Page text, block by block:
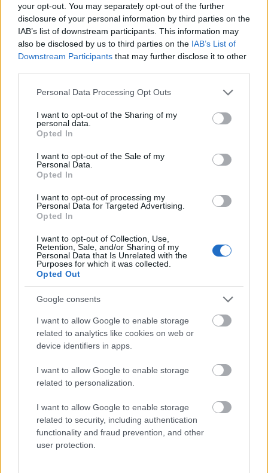
your opt-out. You may separately opt-out of the further
disclosure of your personal information by third parties on the
IAB’s list of downstream participants. This information may
also be disclosed by us to third parties on the IAB’s List of
Downstream Participants that may further disclose it to other
Please note that this website/app uses one or more Google
not limited to your visit or usage behaviour. You may click to
grant or deny consent to Google and its third-party tags to
use your data for below specified purposes in below Google
consent section.
Personal Data Processing Opt Outs
I want to opt-out of the Sharing of my
personal data.
Opted In
I want to opt-out of the Sale of my
Personal Data.
Opted In
I want to opt-out of processing my
Personal Data for Targeted Advertising.
Opted In
I want to opt-out of Collection, Use,
Retention, Sale, and/or Sharing of my
Personal Data that Is Unrelated with the
Purposes for which it was collected.
Opted Out
Google consents
I want to allow Google to enable storage
related to analytics like cookies on web or
device identifiers in apps.
I want to allow Google to enable storage
related to personalization.
I want to allow Google to enable storage
related to security, including authentication
functionality and fraud prevention, and other
user protection.
Użycie: kiedysię, a kiedysiebie
Ciekawostki
do syta — Skąd taka forma
Mogą Cię zainteresować również hasła
zarówno
mockument
elf